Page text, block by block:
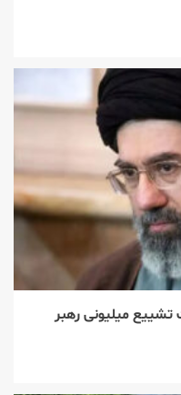
تشییع میلیونی رهبر